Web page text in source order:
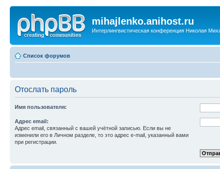
mihajlenko.anihost.ru
Интерлингвистическая конференция Николая
Список форумов
Отослать пароль
Имя пользователя:
Адрес email:
Адрес email, связанный с вашей учётной записью. Если вы не
изменили его в Личном разделе, то это адрес e-mail, указанный вами
при регистрации.